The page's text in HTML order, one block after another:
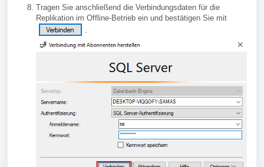
Tragen Sie anschließend die Verbindungsdaten für die
Replikation im Offline-Betrieb ein und bestätigen Sie mit